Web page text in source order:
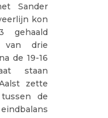
Sander
kon
gehaald
van drie
de 19-16
staan
zette
de